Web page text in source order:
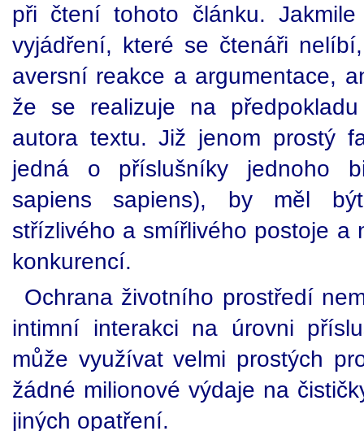
při čtení tohoto článku.
vyjádření, které se čtenáři
aversní reakce a argumentace,
že se realizuje na
autora textu. Již jenom prostý
jedná o příslušníky jednoho
sapiens sapiens), by měl
střízlivého a smířlivého postoje a
konkurencí.
Ochrana životního prostředí
intimní interakci na úrovni
může využívat velmi prostých
žádné milionové výdaje na
jiných opatření.